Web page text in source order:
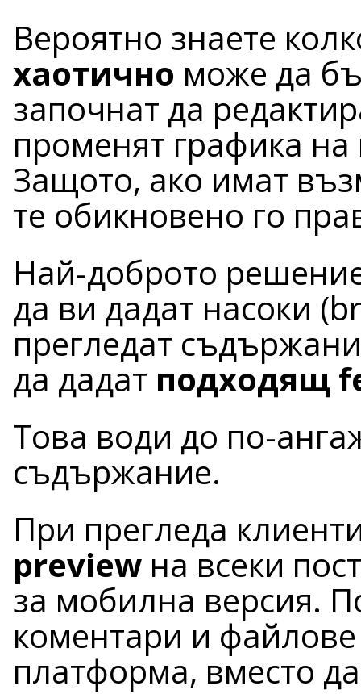
Вероятно знаете
хаотично може да
започнат да
променят графика на
Защото, ако имат
те обикновено го
Най-доброто
да ви дадат насоки
прегледат
да дадат подходящ
Това води до по-
съдържание.
При прегледа
preview на всеки
за мобилна версия.
коментари и
платформа, вместо